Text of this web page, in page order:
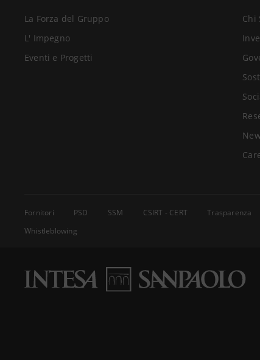
La Forza del Gruppo
L' Impegno
Eventi e Progetti
Chi
Fornitori PSD SSM CSIRT - CERT Trasparenza
Whistleblowing